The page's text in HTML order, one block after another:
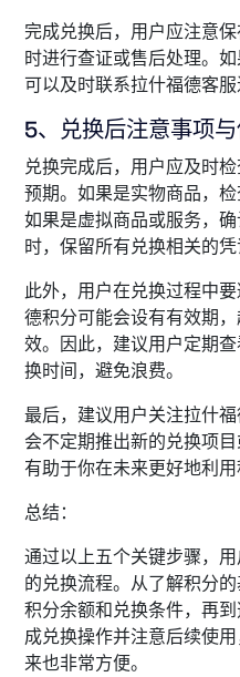
完成兑换后，用户应注意
时进行查证或售后处理。
可以及时联系拉什福德客服
5、兑换后注意事项
兑换完成后，用户应及时
预期。如果是实物商品，
如果是虚拟商品或服务，
时，保留所有兑换相关的
此外，用户在兑换过程中
德积分可能会设有有效期
效。因此，建议用户定期
换时间，避免浪费。
最后，建议用户关注拉什
会不定期推出新的兑换项
有助于你在未来更好地利用
总结：
通过以上五个关键步骤，
的兑换流程。从了解积分
积分余额和兑换条件，再
成兑换操作并注意后续使
来也非常方便。